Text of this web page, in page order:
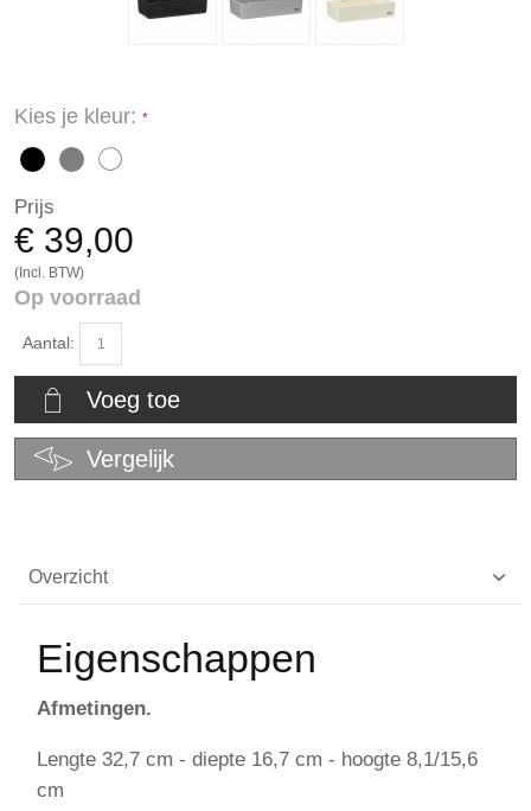
Kies je kleur:
Prijs
€ 39,00
(Incl. BTW)
Op voorraad
Aantal:
Voeg toe
Vergelijk
Overzicht
Eigenschappen
Afmetingen.
Lengte 32,7 cm - diepte 16,7 cm - hoogte 8,1/15,6
cm